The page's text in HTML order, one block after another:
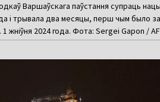
Варшаўскага паўстання супраць
і трывала два месяцы, перш чым было
жніўня 2024 года. Фота: Sergei Gapon /